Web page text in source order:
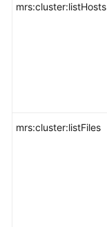
数
服
mrs:cluster:listHosts
mrs:cluster:listFiles